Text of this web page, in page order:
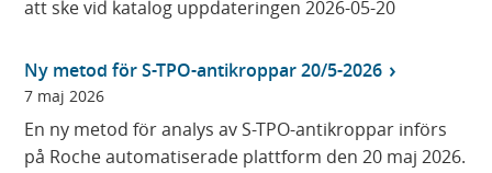
att ske vid katalog uppdateringen 2026-05-20
Ny metod för S-TPO-antikroppar 20/5-2026
7 maj 2026
En ny metod för analys av S-TPO-antikroppar införs
på Roche automatiserade plattform den 20 maj 2026.